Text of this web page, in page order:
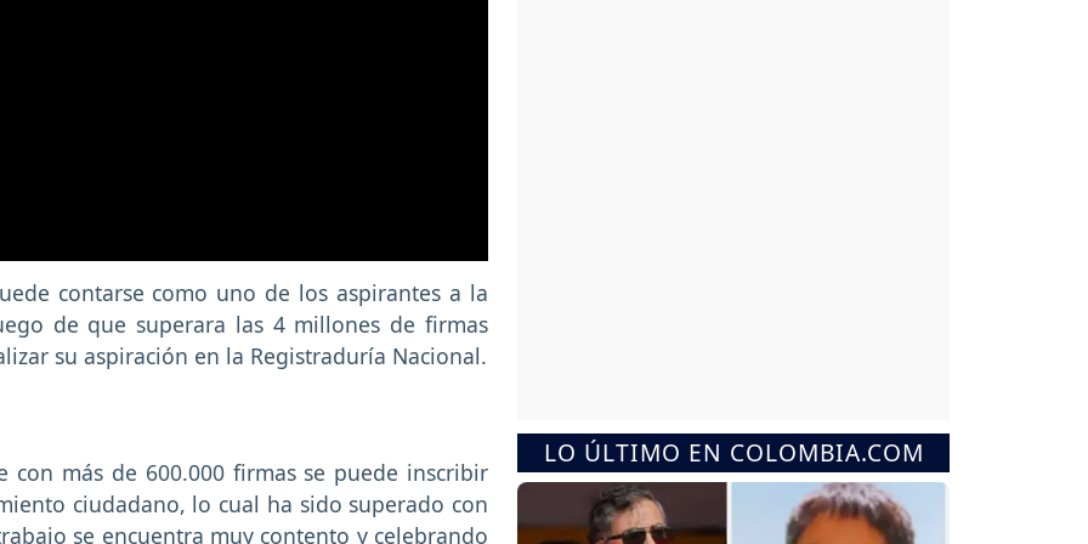
contarse como uno de los aspirantes a la
de que superara las 4 millones de firmas
su aspiración en la Registraduría Nacional.
con más de 600.000 firmas se puede inscribir
ciudadano, lo cual ha sido superado con
se encuentra muy contento y celebrando
LO ÚLTIMO EN COLOMBIA.COM